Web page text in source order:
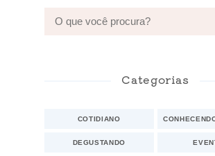
Categorias
COTIDIANO
DEGUSTANDO